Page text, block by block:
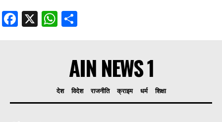
Facebook
X WhatsApp
AIN NEWS 1
देश विदेश राजनीति क्राइम धर्म शिक्षा